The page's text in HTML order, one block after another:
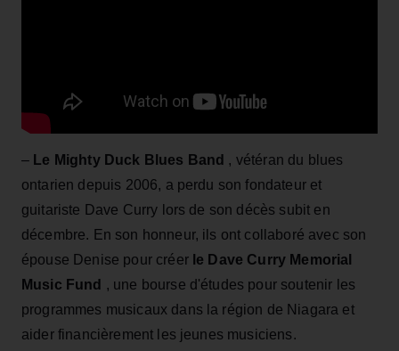
– Le Mighty Duck Blues Band , vétéran du blues
ontarien depuis 2006, a perdu son fondateur et
guitariste Dave Curry lors de son décès subit en
décembre. En son honneur, ils ont collaboré avec son
épouse Denise pour créer le Dave Curry Memorial
Music Fund , une bourse d'études pour soutenir les
programmes musicaux dans la région de Niagara et
aider financièrement les jeunes musiciens.